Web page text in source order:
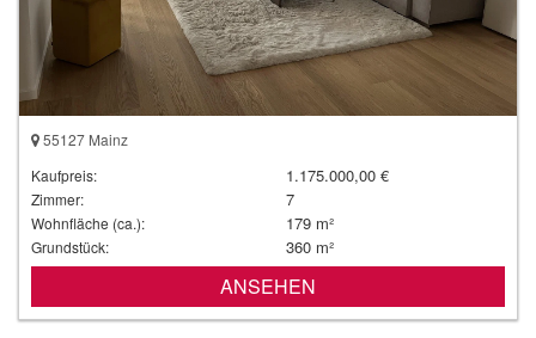
55127 Mainz
Kaufpreis:
1.175.000,00 €
Zimmer: 7
Wohnfläche (ca.): 179 m²
Grundstück: 360 m²
ANSEHEN